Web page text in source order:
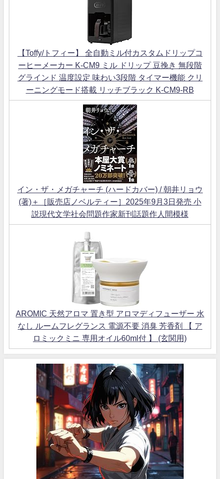
【Toffy/トフィー】 全自動ミル付カスタムドリップコ
ーヒーメーカー K-CM9 ミル ドリップ 豆挽き 無段階
グラインド 温度設定 味わい3段階 タイマー機能 クリ
ーニングモード搭載 リッチブラック K-CM9-RB
イン・ザ・メガチャーチ (ハードカバー) / 朝井リョウ
(著)＋［販売店ノベルティー］2025年9月3日発売 小
説現代文学社会問題作家新刊話題作人間模様
AROMIC 天然アロマ 置き型 アロマディフューザー 水
なし ルームフレグランス 電源不要 消臭 芳香剤 【 ア
ロミックミニ 専用オイル60ml付 】 (玄関用)